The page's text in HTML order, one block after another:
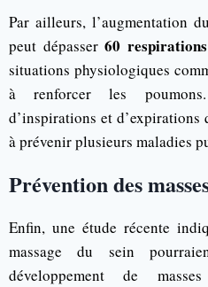
Par ailleurs, l’augmentation
peut dépasser60
situations physiologiques
à renforcer les
d’inspirations et
à prévenir plusieurs maladies
Prévention des
Enfin, une étude récente
massage du sein
développement de